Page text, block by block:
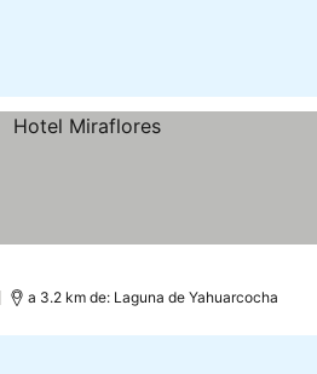
a 3.2 km de: Laguna de Yahuarcocha